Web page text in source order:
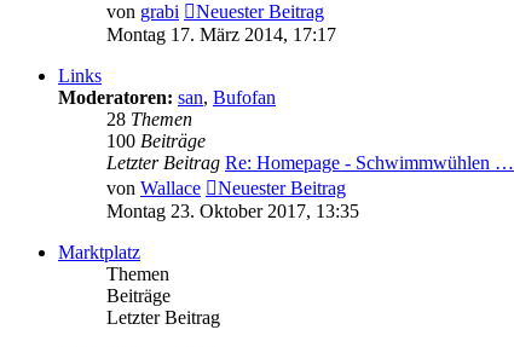
von grabi
Neuester Beitrag
Montag 17. März 2014, 17:17
Links
Moderatoren: san, Bufofan
28 Themen
100 Beiträge
Letzter Beitrag Re: Homepage - Schwimmwühlen …
von Wallace
Neuester Beitrag
Montag 23. Oktober 2017, 13:35
Marktplatz
Themen
Beiträge
Letzter Beitrag